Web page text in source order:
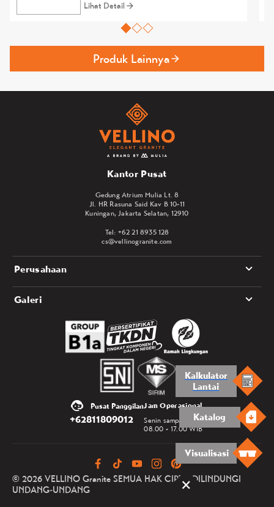
Lihat Detail
Produk Lainnya
Kalkulator
Lantai
Katalog
Visualisasi
Kantor Pusat
Gedung Atrium Mulia Lt. 8
Jl. HR Rasuna Said Kav B 10-11
Kuningan, Jakarta Selatan, 12910
Tel: +62 21 8935 128
cs@vellinogranite.com
Perusahaan
Galeri
Pusat Panggilan
+62811809012
Jam Operasional
Senin sampai Jumat
08.00 - 17.00 WIB
© 2026 VELLINO Granite SEMUA HAK CIPTA DILINDUNGI
UNDANG-UNDANG